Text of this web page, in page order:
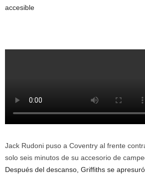
accesible
Jack Rudoni puso a Coventry al frente
solo seis minutos de su accesorio de
Después del descanso, Griffiths se